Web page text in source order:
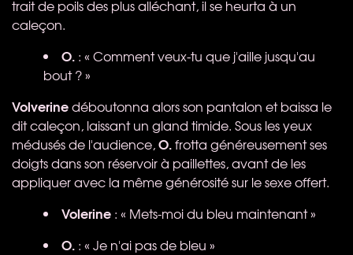
trait de poils des plus alléchant, il se heurta à un
caleçon.
O. : « Comment veux-tu que j'aille jusqu'au
bout ? »
Volverinedéboutonna alors son pantalon et baissa le
dit caleçon, laissant un gland timide. Sous les yeux
médusés de l'audience,O.frotta généreusement ses
doigts dans son réservoir à paillettes, avant de les
appliquer avec la même générosité sur le sexe offert.
Volerine : « Mets-moi du bleu maintenant »
O. : « Je n'ai pas de bleu »